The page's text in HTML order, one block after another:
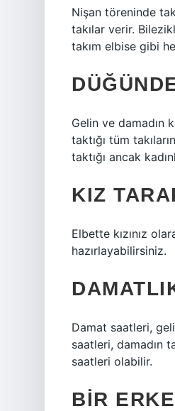
Nişan töreninde
takılar verir.
takım elbise gibi
Gelin ve damadın
taktığı tüm
taktığı ancak
KIZ
Elbette kızınız
hazırlayabilirsiniz.
Damat saatleri,
saatleri, damadın
saatleri olabilir.
BIR